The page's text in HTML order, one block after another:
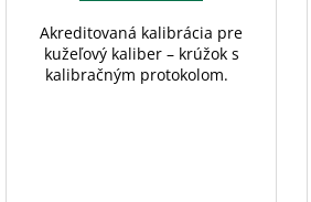
Akreditovaná kalibrácia pre
kužeľový kaliber – krúžok s
kalibračným protokolom.